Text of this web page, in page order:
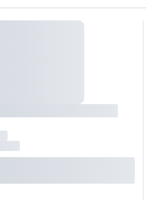
aś) maksymalny limit dla 1 pokoju.